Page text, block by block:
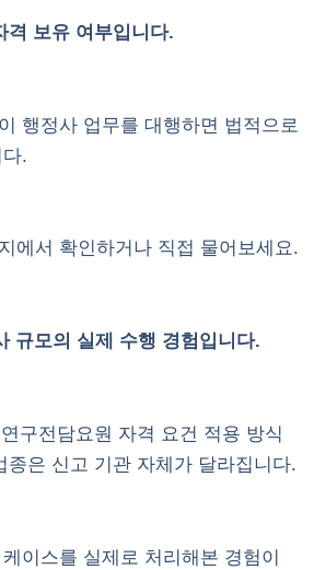
격 보유 여부입니다.
행정사 업무를 대행하면 법적으로
.
에서 확인하거나 직접 물어보세요.
규모의 실제 수행 경험입니다.
구전담요원 자격 요건 적용 방식
종은 신고 기관 자체가 달라집니다.
이스를 실제로 처리해본 경험이